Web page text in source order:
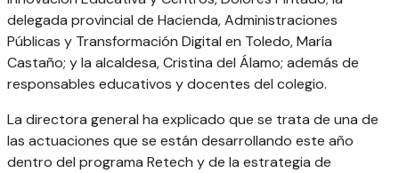
delegada provincial de Hacienda, Administraciones
Públicas y Transformación Digital en Toledo, María
Castaño; y la alcaldesa, Cristina del Álamo; además de
responsables educativos y docentes del colegio.
La directora general ha explicado que se trata de una de
las actuaciones que se están desarrollando este año
dentro del programa Retech y de la estrategia de